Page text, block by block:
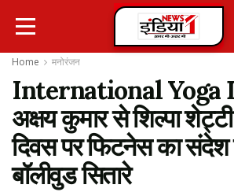
Home मनोरंजन
International Yoga
अक्षय कुमार से शिल्पा
दिवस पर फिटनेस का
बॉलीवुड सितारे